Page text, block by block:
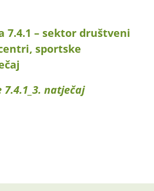
7.4.1 – sektor društveni
sportske
natječaj